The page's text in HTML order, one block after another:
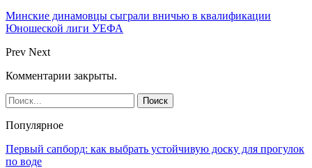
Минские динамовцы сыграли вничью в квалификации
Юношеской лиги УЕФА
Prev Next
Комментарии закрыты.
Популярное
Первый сапборд: как выбрать устойчивую доску для прогулок
по воде